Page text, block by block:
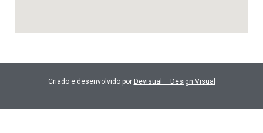
Criado e desenvolvido por Devisual – Design Visual